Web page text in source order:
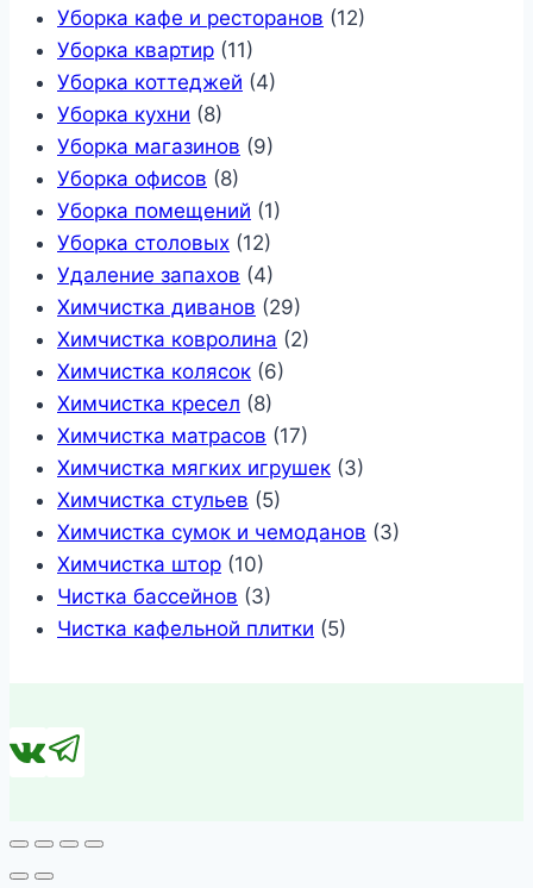
Уборка кафе и ресторанов (12)
Уборка квартир (11)
Уборка коттеджей (4)
Уборка кухни (8)
Уборка магазинов (9)
Уборка офисов (8)
Уборка помещений (1)
Уборка столовых (12)
Удаление запахов (4)
Химчистка диванов (29)
Химчистка ковролина (2)
Химчистка колясок (6)
Химчистка кресел (8)
Химчистка матрасов (17)
Химчистка мягких игрушек (3)
Химчистка стульев (5)
Химчистка сумок и чемоданов (3)
Химчистка штор (10)
Чистка бассейнов (3)
Чистка кафельной плитки (5)